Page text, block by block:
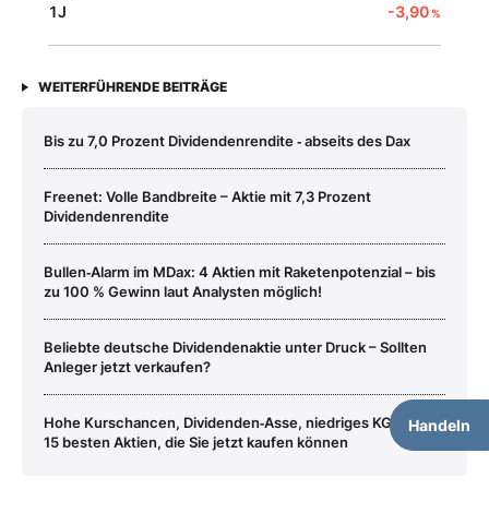
Handeln
1J -3,90%
WEITERFÜHRENDE BEITRÄGE
Bis zu 7,0 Prozent Dividendenrendite ‑ abseits des Dax
Freenet: Volle Bandbreite – Aktie mit 7,3 Prozent
Dividendenrendite
Bullen‑Alarm im MDax: 4 Aktien mit Raketenpotenzial – bis
zu 100 % Gewinn laut Analysten möglich!
Beliebte deutsche Dividendenaktie unter Druck – Sollten
Anleger jetzt verkaufen?
Hohe Kurschancen, Dividenden‑Asse, niedriges KGV: Die
15 besten Aktien, die Sie jetzt kaufen können